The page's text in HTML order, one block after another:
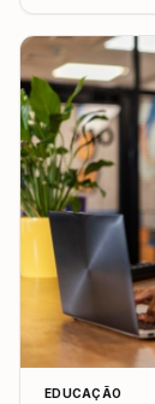
EDUCAÇÃO